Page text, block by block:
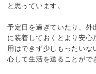
と思っています。
予定日を過ぎていたり、外
に装着しておくとより安
用はできず少しもったい
心して生活を送ることが